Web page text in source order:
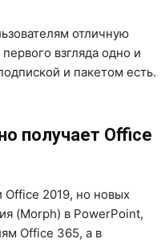
отличную
взгляда одно и
и пакетом есть.
получает Office
Office 2019, но новых
(Morph) в PowerPoint,
Office 365, а в